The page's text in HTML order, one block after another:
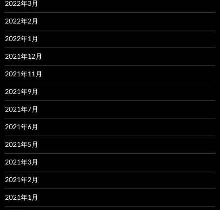
2022年3月
2022年2月
2022年1月
2021年12月
2021年11月
2021年9月
2021年7月
2021年6月
2021年5月
2021年3月
2021年2月
2021年1月